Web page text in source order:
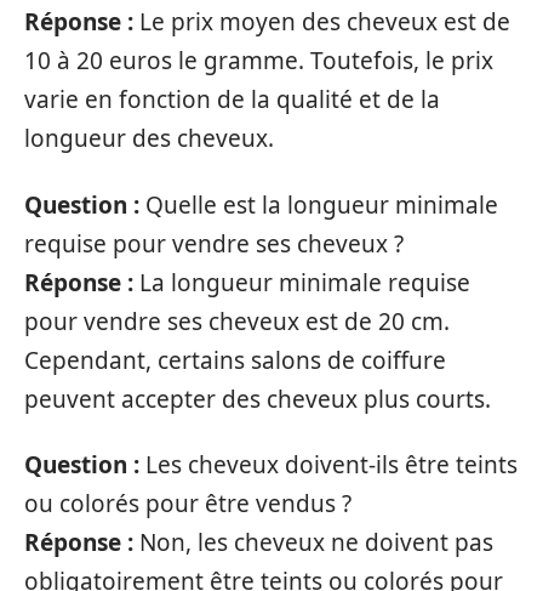
Réponse : Le prix moyen des cheveux est de
10 à 20 euros le gramme. Toutefois, le prix
varie en fonction de la qualité et de la
longueur des cheveux.
Question : Quelle est la longueur minimale
requise pour vendre ses cheveux ?
Réponse : La longueur minimale requise
pour vendre ses cheveux est de 20 cm.
Cependant, certains salons de coiffure
peuvent accepter des cheveux plus courts.
Question : Les cheveux doivent-ils être teints
ou colorés pour être vendus ?
Réponse : Non, les cheveux ne doivent pas
obligatoirement être teints ou colorés pour